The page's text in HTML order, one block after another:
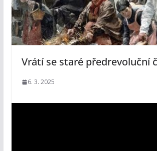
Vrátí se staré předrevoluční
6. 3. 2025